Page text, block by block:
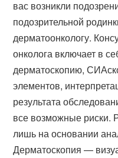
вас возникли
подозрительной
дерматоонкологу.
онколога включает в
дерматоскопию,
элементов,
результата
все возможные риски.
лишь на основании
Дерматоскопия —